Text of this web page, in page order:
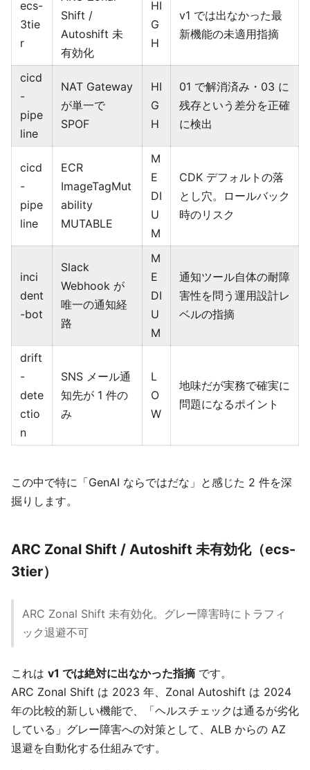
ecs-
3tie
r
Shift /
Autoshift 未
有効化
HI
G
H
v1 では出なかった最
新機能の未適用指摘
cicd
-
pipe
line
NAT Gateway
が単一で
SPOF
HI
G
H
01 で解消済み・03 に
残存という差分を正確
に検出
cicd
-
pipe
line
ECR
ImageTagMut
ability
MUTABLE
M
E
DI
U
M
CDK デフォルトの落
とし穴。ロールバック
時のリスク
inci
dent
-bot
Slack
Webhook が
唯一の通知経
路
M
E
DI
U
M
通知ツール自体の耐障
害性を問う運用設計レ
ベルの指摘
drift
-
dete
ctio
n
SNS メール通
知先が 1 件の
み
L
O
W
地味だが実務で確実に
問題になるポイント
この中で特に「GenAI ならではだな」と感じた 2 件を深
掘りします。
ARC Zonal Shift / Autoshift 未有効化（ecs-
3tier）
ARC Zonal Shift 未有効化。グレー障害時にトラフィ
ック退避不可
これは v1 では絶対に出なかった指摘です。
ARC Zonal Shift は 2023 年、Zonal Autoshift は 2024
年の比較的新しい機能で、「ヘルスチェックは通るが劣化
している」グレー障害への対策として、ALB からの AZ
退避を自動化する仕組みです。